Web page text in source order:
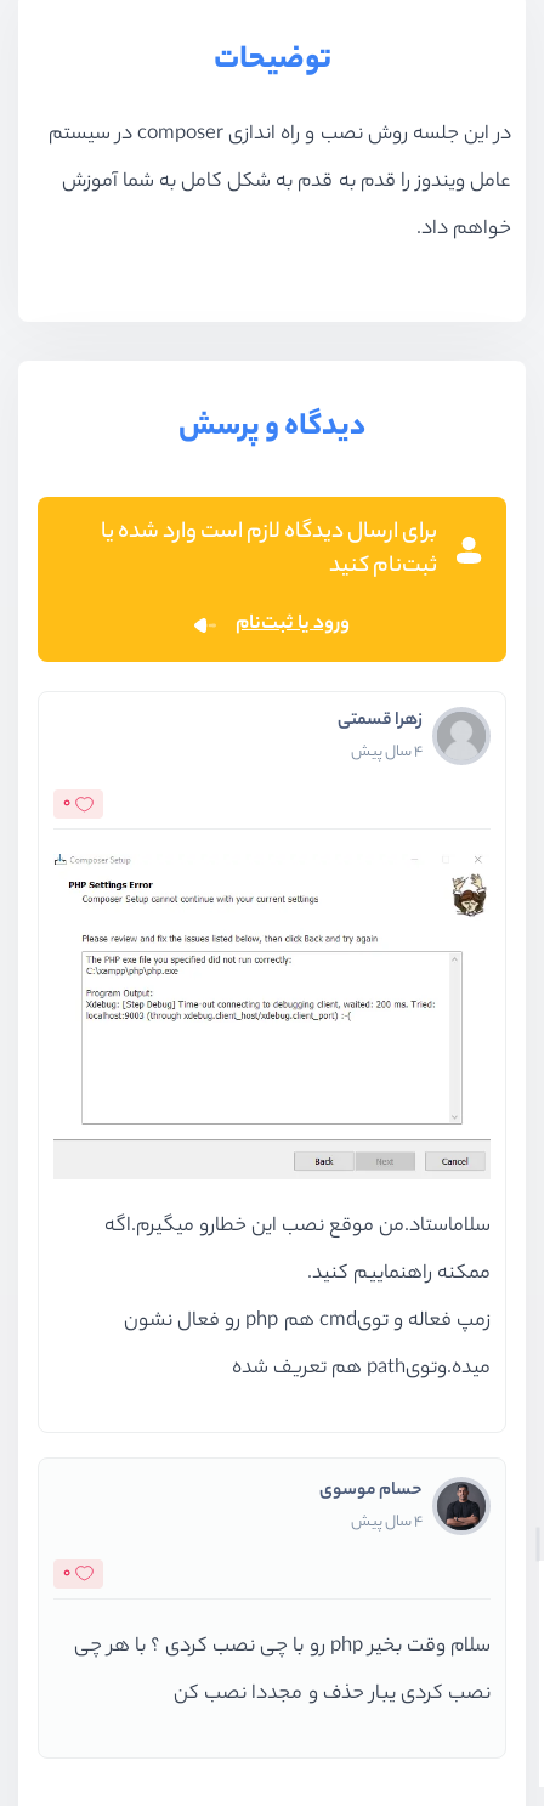
توضیحات
در این جلسه روش نصب و راه اندازی composer در سیستم
عامل ویندوز را قدم به قدم به شکل کامل به شما آموزش
خواهم داد.
دیدگاه و پرسش
برای ارسال دیدگاه لازم است وارد شده یا
ثبت‌نام کنید
ورود یا ثبت‌نام
زهرا قسمتی
4 سال پیش
0
سلاماستاد.من موقع نصب این خطارو میگیرم.اگه
ممکنه راهنماییم کنید.
زمپ فعاله و تویcmd هم php رو فعال نشون
میده.وتویpath هم تعریف شده
حسام موسوی
4 سال پیش
0
سلام وقت بخیر php رو با چی نصب کردی ؟ با هر چی
نصب کردی یبار حذف و مجددا نصب کن